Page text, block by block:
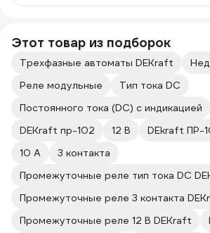
Этот товар из подборок
Трехфазные автоматы DEKraft
Реле модульные
Тип тока DC
Постоянного тока (DC) с индикацией
DEKraft пр-102
12 В DEkraft ПР-
10 А
3 контакта
Промежуточные реле тип тока DC
Промежуточные реле 3 контакта
Промежуточные реле 12 В DEKraft